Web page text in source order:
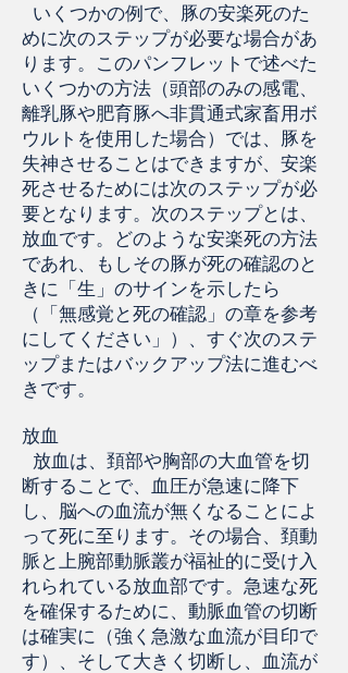
いくつかの例で、豚の安楽死のた
めに次のステップが必要な場合があ
ります。このパンフレットで述べた
いくつかの方法（頭部のみの感電、
離乳豚や肥育豚へ非貫通式家畜用ボ
ウルトを使用した場合）では、豚を
失神させることはできますが、安楽
死させるためには次のステップが必
要となります。次のステップとは、
放血です。どのような安楽死の方法
であれ、もしその豚が死の確認のと
きに「生」のサインを示したら
（「無感覚と死の確認」の章を参考
にしてください」）、すぐ次のステ
ップまたはバックアップ法に進むべ
きです。
放血
放血は、頚部や胸部の大血管を切
断することで、血圧が急速に降下
し、脳への血流が無くなることによ
って死に至ります。その場合、頚動
脈と上腕部動脈叢が福祉的に受け入
れられている放血部です。急速な死
を確保するために、動脈血管の切断
は確実に（強く急激な血流が目印で
す）、そして大きく切断し、血流が